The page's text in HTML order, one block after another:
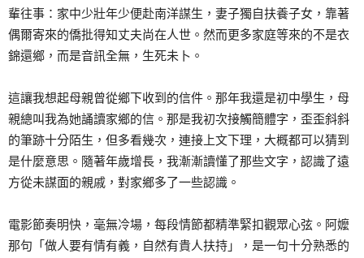
輩往事：家中少壯年少便赴南洋謀生，妻子獨自扶養子女，靠著
偶爾寄來的僑批得知丈夫尚在人世。然而更多家庭等來的不是衣
錦還鄉，而是音訊全無，生死未卜。
這讓我想起母親曾從鄉下收到的信件。那年我還是初中學生，母
親總叫我為她誦讀家鄉的信。那是我初次接觸簡體字，歪歪斜斜
的筆跡十分陌生，但多看幾次，連接上文下理，大概都可以猜到
是什麼意思。隨著年歲增長，我漸漸讀懂了那些文字，認識了遠
方從未謀面的親戚，對家鄉多了一些認識。
電影節奏明快，毫無冷場，每段情節都精準緊扣觀眾心弦。阿嬤
那句「做人要有情有義，自然有貴人扶持」，是一句十分熟悉的